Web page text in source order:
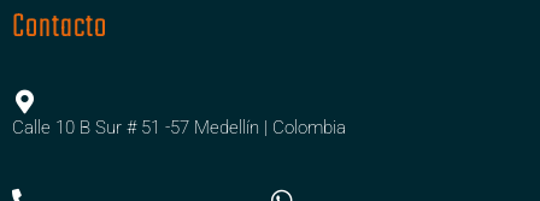
Contacto
Calle 10 B Sur # 51 -57 Medellín | Colombia